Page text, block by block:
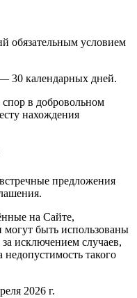
обязательным условием
30 календарных дней.
в добровольном
нахождения
предложения
на Сайте,
быть использованы
исключением случаев,
недопустимость такого
2026 г.